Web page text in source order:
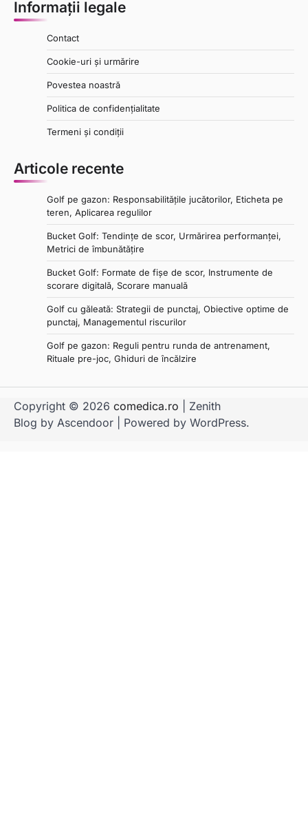
Informații legale
Contact
Cookie-uri și urmărire
Povestea noastră
Politica de confidențialitate
Termeni și condiții
Articole recente
Golf pe gazon: Responsabilitățile jucătorilor, Eticheta pe
teren, Aplicarea regulilor
Bucket Golf: Tendințe de scor, Urmărirea performanței,
Metrici de îmbunătățire
Bucket Golf: Formate de fișe de scor, Instrumente de
scorare digitală, Scorare manuală
Golf cu găleată: Strategii de punctaj, Obiective optime de
punctaj, Managementul riscurilor
Golf pe gazon: Reguli pentru runda de antrenament,
Rituale pre-joc, Ghiduri de încălzire
Copyright © 2026 comedica.ro | Zenith
Blog by Ascendoor | Powered by WordPress.